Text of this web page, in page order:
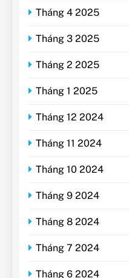
Tháng 4 2025
Tháng 3 2025
Tháng 2 2025
Tháng 1 2025
Tháng 12 2024
Tháng 11 2024
Tháng 10 2024
Tháng 9 2024
Tháng 8 2024
Tháng 7 2024
Tháng 6 2024